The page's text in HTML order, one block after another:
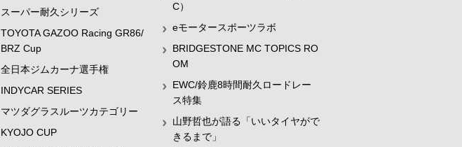
スーパー耐久シリーズ
TOYOTA GAZOO Racing GR86/
BRZ Cup
全日本ジムカーナ選手権
INDYCAR SERIES
マツダグラスルーツカテゴリー
KYOJO CUP
C）
eモータースポーツラボ
BRIDGESTONE MC TOPICS RO
OM
EWC/鈴鹿8時間耐久ロードレー
ス特集
山野哲也が語る「いいタイヤがで
きるまで」